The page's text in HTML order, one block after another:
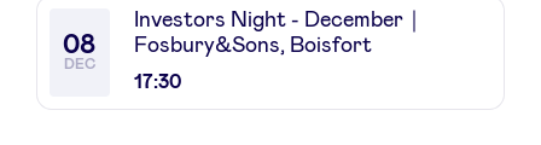
Privacy Policy
BeAngels x PMV
08
DEC
17:30
Investors Night - December｜
Fosbury&Sons, Boisfort